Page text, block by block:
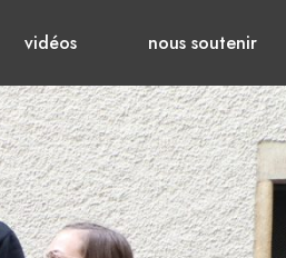
vidéos nous soutenir